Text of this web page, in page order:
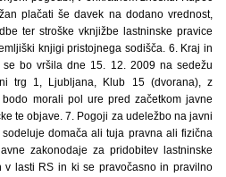
plačati še davek na dodano vrednost,
ter stroške vknjižbe lastninske pravice
knjigi pristojnega sodišča. 6. Kraj in
bo vršila dne 15. 12. 2009 na sedežu
trg 1, Ljubljana, Klub 15 (dvorana), z
morali pol ure pred začetkom javne
te objave. 7. Pogoji za udeležbo na javni
domača ali tuja pravna ali fizična
zakonodaje za pridobitev lastninske
v lasti RS in ki se pravočasno in pravilno